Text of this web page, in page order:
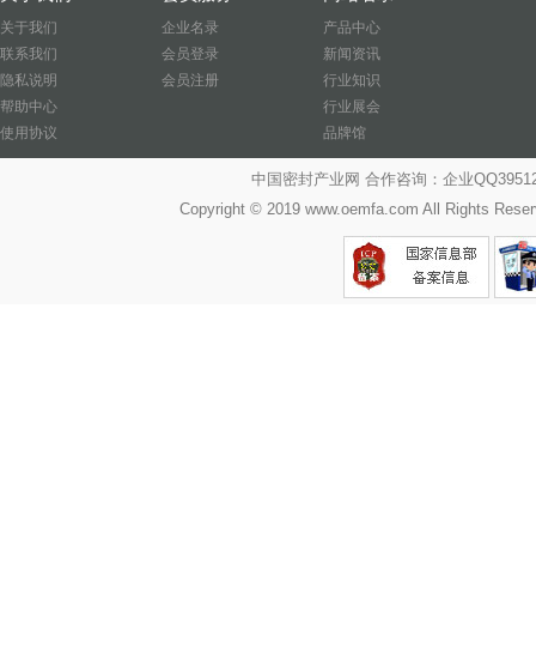
关于我们
联系我们
隐私说明
帮助中心
使用协议
企业名录
会员登录
会员注册
产品中心
新闻资讯
行业知识
行业展会
品牌馆
中国密封产业网 合作咨询：企业
Copyright © 2019 www.oemfa.com All Rights